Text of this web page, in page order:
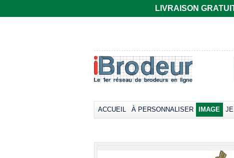
LIVRAISON
ACCUEIL À PERSONNALISER IMAGE
européenne,
manches courtes
col rond -
Collection LET
*
courtes
Broder dès33,66€
*